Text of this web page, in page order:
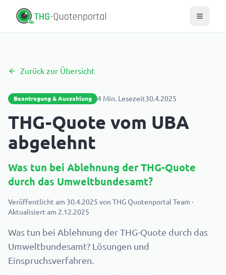
Zurück zur Übersicht
Beantragung & Auszahlung 4 Min. Lesezeit30.4.2025
THG-Quote vom UBA
abgelehnt
Was tun bei Ablehnung der THG-Quote
durch das Umweltbundesamt?
Veröffentlicht am 30.4.2025 von THG Quotenportal Team ·
Aktualisiert am 2.12.2025
Was tun bei Ablehnung der THG-Quote durch das
Umweltbundesamt? Lösungen und
Einspruchsverfahren.